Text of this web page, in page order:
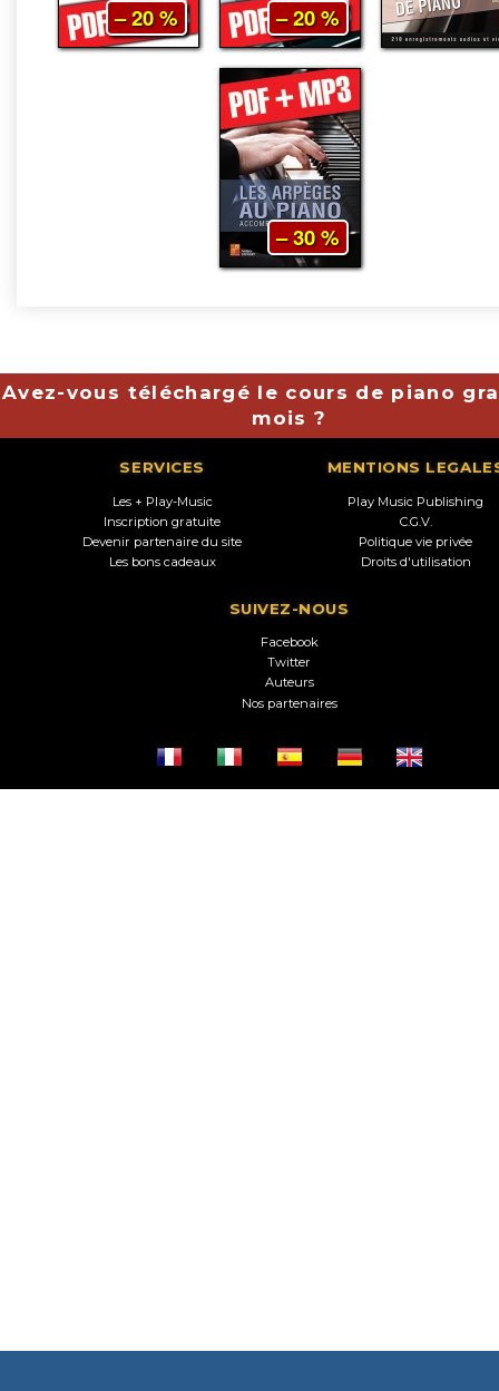
– 20 % – 20 %
– 30 %
Avez-vous téléchargé le cours de piano
mois ?
SERVICES
Les + Play-Music
Inscription gratuite
Devenir partenaire du site
Les bons cadeaux
MENTIONS
Play Music Publishing
C.G.V.
Politique vie privée
Droits d'utilisation
SUIVEZ-NOUS
Facebook
Twitter
Auteurs
Nos partenaires